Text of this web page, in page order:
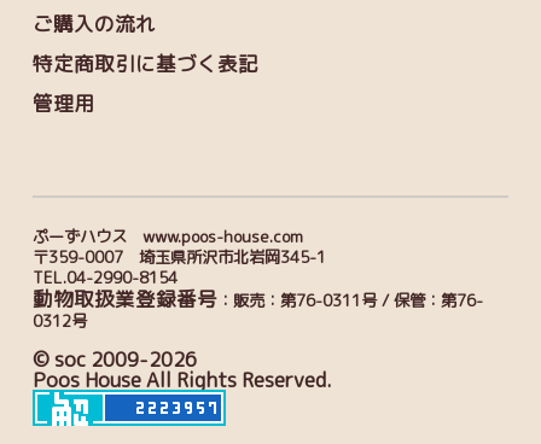
ご購入の流れ
特定商取引に基づく表記
管理用
ぷーずハウス www.poos-house.com
〒359-0007 埼玉県所沢市北岩岡345-1
TEL.04-2990-8154
動物取扱業登録番号：販売：第76-0311号 / 保管：第76-
0312号
© soc 2009-2026
Poos House All Rights Reserved.